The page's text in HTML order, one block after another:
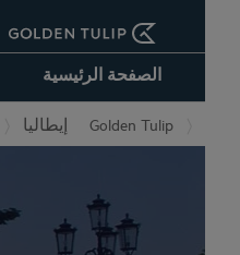
الصفحة الرئيسية
Golden Tulip إيطاليا